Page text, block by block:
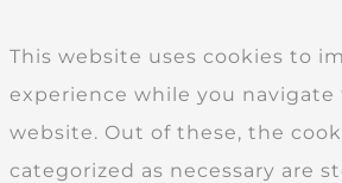
This website uses cookies to
experience while you
website. Out of these, the
categorized as necessary are